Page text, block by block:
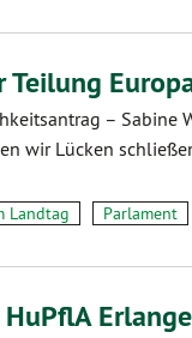
Teilung
– Sabine
wir Lücken
Landtag Parlament